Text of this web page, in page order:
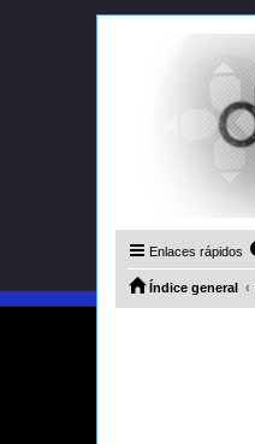
Enlaces rápidos
Índice general